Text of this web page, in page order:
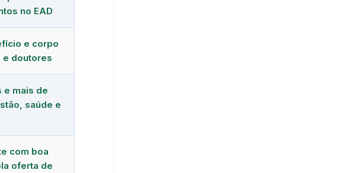
no EAD
e corpo
e doutores
e mais de
saúde e
com boa
oferta de